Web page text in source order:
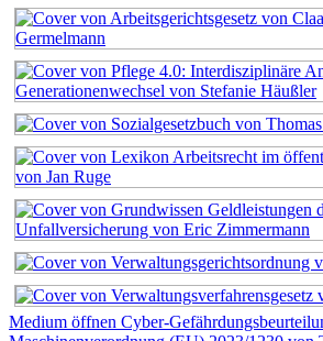
Medium öffnen Cyber-